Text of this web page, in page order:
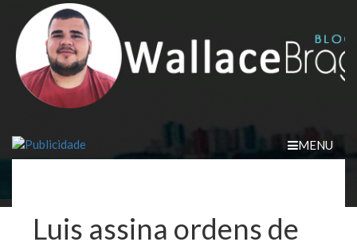
content
MENU
Luis assina ordens de